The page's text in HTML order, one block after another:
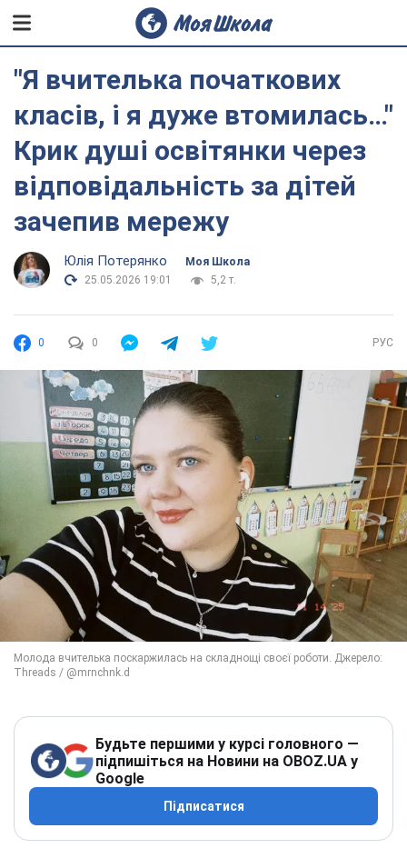
"Я вчителька початкових
класів, і я дуже втомилась…"
Крик душі освітянки через
відповідальність за дітей
зачепив мережу
Юлія Потерянко
Моя Школа
25.05.2026 19:01
5,2 т.
0 0 РУС
Будьте першими у курсі головного —
підпишіться на Новини на OBOZ.UA у
Google
Підписатися